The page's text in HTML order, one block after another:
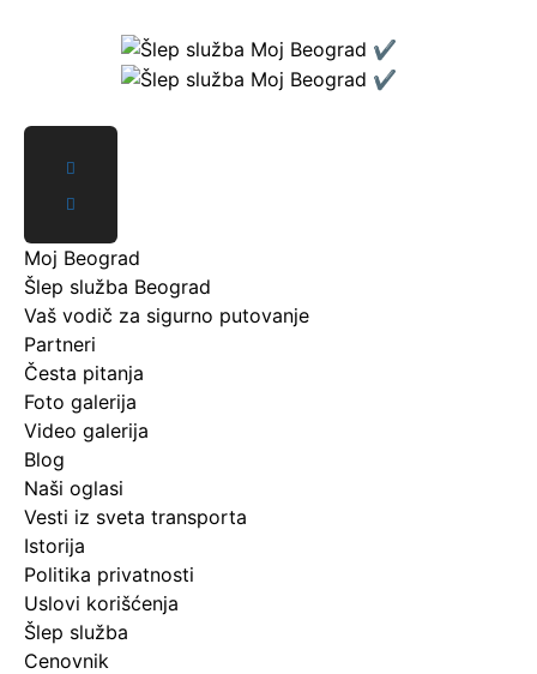
Moj Beograd
Šlep služba Beograd
Vaš vodič za sigurno putovanje
Partneri
Česta pitanja
Foto galerija
Video galerija
Blog
Naši oglasi
Vesti iz sveta transporta
Istorija
Politika privatnosti
Uslovi korišćenja
Šlep služba
Cenovnik